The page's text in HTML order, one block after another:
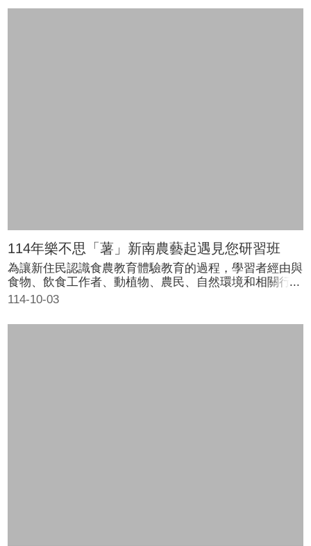
店公開表揚，縣長張麗善感謝新住民模範母親為雲林這塊
114年樂不思「薯」新南農藝起遇見您研習班
114-10-03
為讓新住民認識食農教育體驗教育的過程，學習者經由與
食物、飲食工作者、動植物、農民、自然環境和相關行動
者互動之體驗過程，認識在地的農業、正確的飲食生活方
成的影響。雲林縣政府申請新住民發展基金補助，於2月